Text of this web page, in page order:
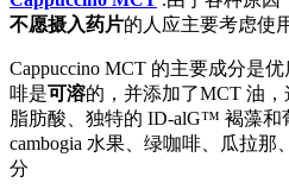
不愿摄入药片的人应主要考虑使
Cappuccino MCT 的主要成分是优
啡是可溶的，并添加了MCT 油，
脂肪酸、独特的 ID-alG™ 褐藻和
cambogia 水果、绿咖啡、瓜拉
分